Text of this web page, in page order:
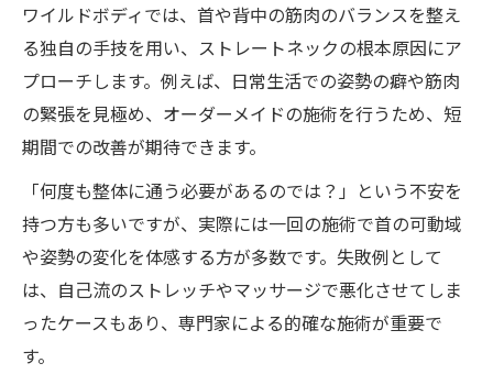
ワイルドボディでは、首や背中の筋肉のバランスを整え
る独自の手技を用い、ストレートネックの根本原因にア
プローチします。例えば、日常生活での姿勢の癖や筋肉
の緊張を見極め、オーダーメイドの施術を行うため、短
期間での改善が期待できます。
「何度も整体に通う必要があるのでは？」という不安を
持つ方も多いですが、実際には一回の施術で首の可動域
や姿勢の変化を体感する方が多数です。失敗例として
は、自己流のストレッチやマッサージで悪化させてしま
ったケースもあり、専門家による的確な施術が重要で
す。